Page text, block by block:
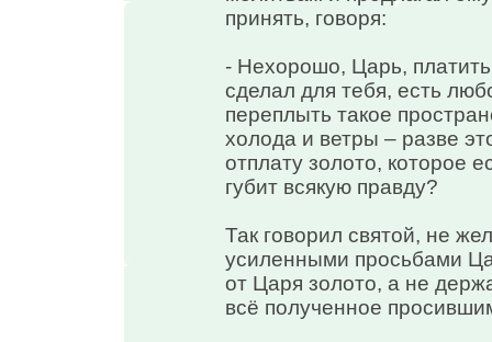
принять, говоря:
- Нехорошо, Царь,
сделал для тебя, есть
переплыть такое
холода и ветры – разве
отплату золото, которое
губит всякую правду?
Так говорил святой, не
усиленными просьбами
от Царя золото, а не
всё полученное